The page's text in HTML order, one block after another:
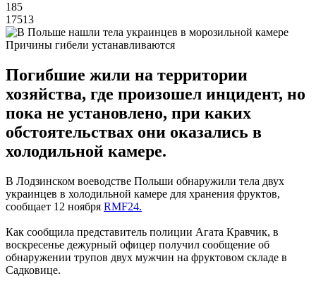
185
17513
Причины гибели устанавливаются
Погибшие жили на территории
хозяйства, где произошел инцидент, но
пока не установлено, при каких
обстоятельствах они оказались в
холодильной камере.
В Лодзинском воеводстве Польши обнаружили тела двух
украинцев в холодильной камере для хранения фруктов,
сообщает 12 ноября RMF24.
Как сообщила представитель полиции Агата Кравчик, в
воскресенье дежурный офицер получил сообщение об
обнаружении трупов двух мужчин на фруктовом складе в
Садковице.